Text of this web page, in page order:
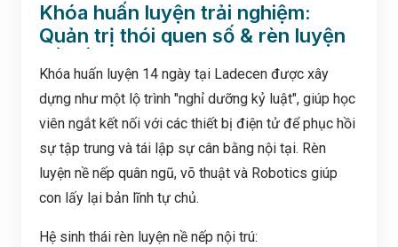
Khóa huấn luyện trải nghiệm:
Quản trị thói quen số & rèn luyện
Khóa huấn luyện 14 ngày tại Ladecen được xây
dựng như một lộ trình "nghỉ dưỡng kỷ luật", giúp học
viên ngắt kết nối với các thiết bị điện tử để phục hồi
sự tập trung và tái lập sự cân bằng nội tại. Rèn
luyện nề nếp quân ngũ, võ thuật và Robotics giúp
con lấy lại bản lĩnh tự chủ.
Hệ sinh thái rèn luyện nề nếp nội trú: